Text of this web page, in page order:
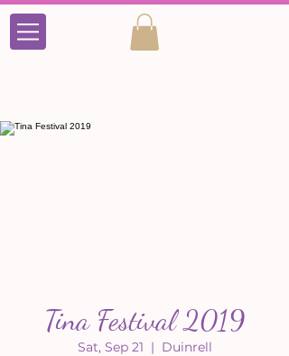
Tina Festival 2019
Sat, Sep 21
  |
Duinrell